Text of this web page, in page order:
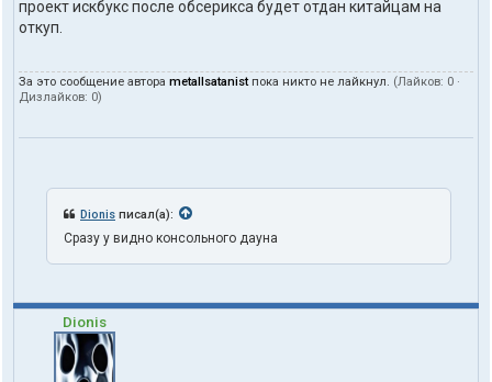
проект искбукс после обсерикса будет отдан китайцам на
откуп.
За это сообщение автора metallsatanistпока никто не лайкнул. (Лайков: 0 ·
Дизлайков: 0)
Dionis писал(а):
Сразу у видно консольного дауна
Dionis